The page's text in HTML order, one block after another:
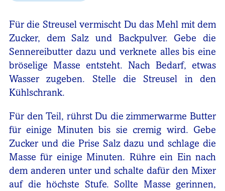
Für die Streusel vermischt Du das Mehl mit dem
Zucker, dem Salz und Backpulver. Gebe die
Sennereibutter dazu und verknete alles bis eine
bröselige Masse entsteht. Nach Bedarf, etwas
Wasser zugeben. Stelle die Streusel in den
Kühlschrank.
Für den Teil, rührst Du die zimmerwarme Butter
für einige Minuten bis sie cremig wird. Gebe
Zucker und die Prise Salz dazu und schlage die
Masse für einige Minuten. Rühre ein Ein nach
dem anderen unter und schalte dafür den Mixer
auf die höchste Stufe. Sollte Masse gerinnen,